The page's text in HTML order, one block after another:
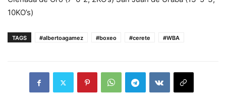
10KO’s)
TAGS #albertoagamez #boxeo #cerete #WBA